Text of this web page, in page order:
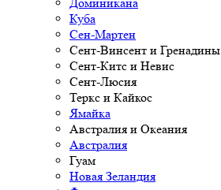
Куба
Сен-Мартен
Сент-Винсент и Гренадины
Сент-Китс и Невис
Сент-Люсия
Теркс и Кайкос
Ямайка
Австралия и Океания
Австралия
Гуам
Новая Зеландия